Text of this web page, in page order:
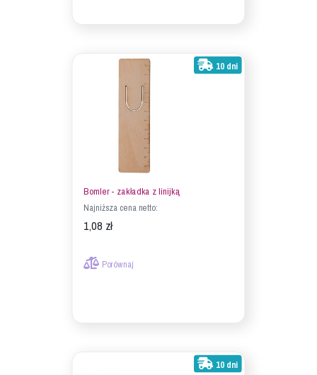
10 dni
Bomler - zakładka z linijką
Najniższa cena netto:
1,08 zł
Porównaj
10 dni